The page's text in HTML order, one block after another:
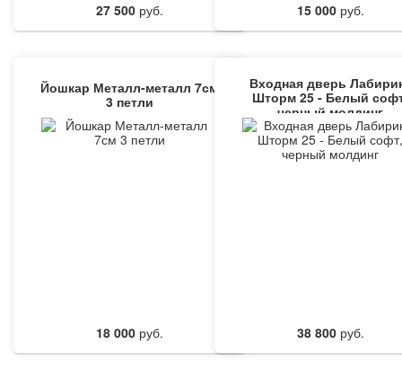
27 500руб. 15 000руб.
Йошкар Металл-металл 7см
3 петли
18 000руб.
Входная дверь
Шторм 25 - Белый
черный молдинг
38 800руб.